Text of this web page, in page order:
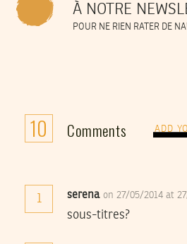
À NOTRE
POUR NE RIEN RATER DE
10 Comments ADD
1 serena on 27/05/2014 at
sous-titres?